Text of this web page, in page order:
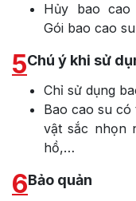
Hủy bao
Gói bao cao
5Chú ý khi sử
Chỉ sử dụng
Bao cao su
vật sắc nhọn
hồ,…
6Bảo quản